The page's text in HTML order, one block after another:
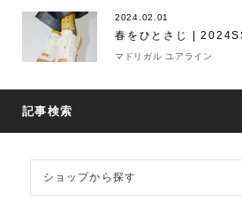
2024.02.01
春をひとさじ |
マドリガル ユアライン
記事検索